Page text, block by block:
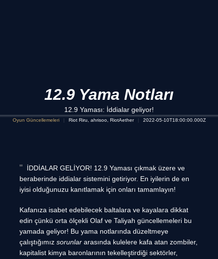
12.9 Yama Notları
12.9 Yaması: İddialar geliyor!
Oyun Güncellemeleri Riot Riru, ahrisoo, RiotAether 2022-05-10T18:00:00.000Z
İDDİALAR GELİYOR! 12.9 Yaması çıkmak üzere ve
beraberinde iddialar sistemini getiriyor. En iyilerin de en
iyisi olduğunuzu kanıtlamak için onları tamamlayın!
Kafanıza isabet edebilecek baltalara ve kayalara dikkat
edin çünkü orta ölçekli Olaf ve Taliyah güncellemeleri bu
yamada geliyor! Bu yama notlarında düzeltmeye
çalıştığımız sorunlar arasında kulelere kafa atan zombiler,
kapitalist kimya baronlarının tekelleştirdiği sektörler,